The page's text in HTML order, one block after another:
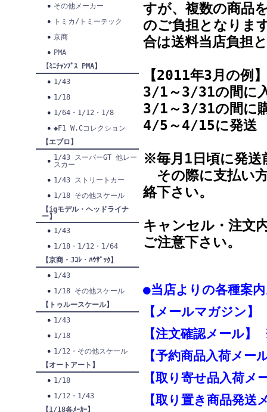
その他メーカー
トミカ/トミーテック
京商
PMA
【ﾐﾆﾁｬﾝﾌﾟｽ PMA】
1/43
1/18
1/64・1/12・1/8
◆F1 W.Cコレクション
【エブロ】
1/43 スーパーGT 他レー
スカー
1/43 ストリートカー
1/18 その他スケール
【igモデル・ヘッドライナ
ー】
1/43
1/18・1/12・1/64
【京商・Jｺﾚ・ﾊｳｻﾞｯｸ】
1/43
1/18 その他スケール
【トゥルースケール】
1/43
1/18
1/12・その他スケール
【オートアート】
1/18
1/12・1/43
【1/18各ﾒｰｶｰ】
すが、複数の商品
のご負担となりま
合は送料当店負担
【2011年3月の例】
3/1～3/31の間に
3/1～3/31の間に
4/5～4/15に発送
※毎月1日頃に発送
その際に支払い
絡下さい。
キャンセル・注文
ご注意下さい。
●当店よりの各種案
【メールマガジン】
【注文確認メール
【予約商品入荷メ
【取り寄せ品入荷
【取り置き商品発